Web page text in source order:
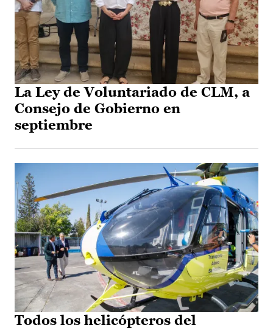
La Ley de Voluntariado de CLM, a
Consejo de Gobierno en
septiembre
Todos los helicópteros del